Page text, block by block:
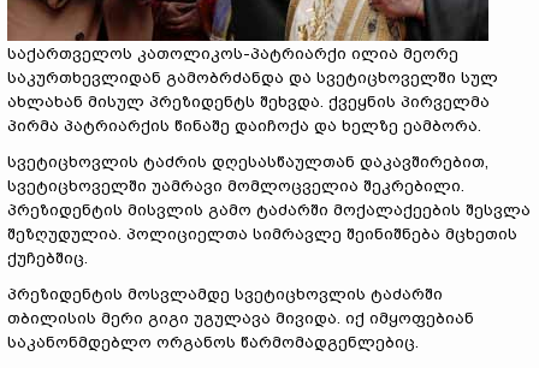
საქართველოს კათოლიკოს-პატრიარქი ილია მეორე
საკურთხევლიდან გამობრძანდა და სვეტიცხოველში სულ
ახლახან მისულ პრეზიდენტს შეხვდა. ქვეყნის პირველმა
პირმა პატრიარქის წინაშე დაიჩოქა და ხელზე ეამბორა.
სვეტიცხოვლის ტაძრის დღესასწაულთან დაკავშირებით,
სვეტიცხოველში უამრავი მომლოცველია შეკრებილი.
პრეზიდენტის მისვლის გამო ტაძარში მოქალაქეების შესვლა
შეზღუდულია. პოლიციელთა სიმრავლე შეინიშნება მცხეთის
ქუჩებშიც.
პრეზიდენტის მოსვლამდე სვეტიცხოვლის ტაძარში
თბილისის მერი გიგი უგულავა მივიდა. იქ იმყოფებიან
საკანონმდებლო ორგანოს წარმომადგენლებიც.